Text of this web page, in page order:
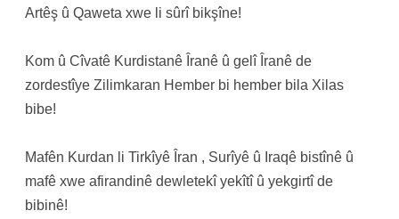
Artêş û Qaweta xwe li sûrî bikşîne!
Kom û Cîvatê Kurdistanê Îranê û gelî Îranê de
zordestîye Zilimkaran Hember bi hember bila Xilas
bibe!
Mafên Kurdan li Tirkîyê Îran , Surîyê û Iraqê bistînê û
mafê xwe afirandinê dewletekî yekîtî û yekgirtî de
bibinê!